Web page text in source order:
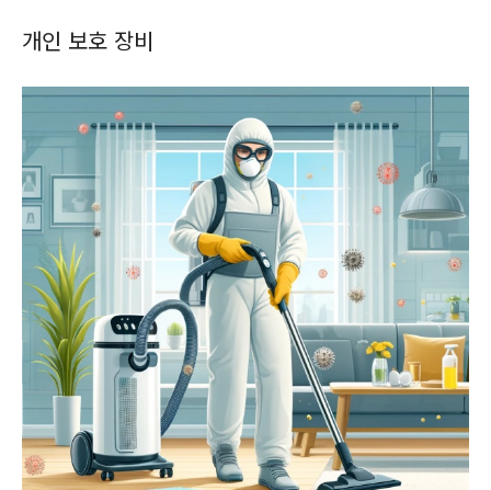
개인 보호 장비